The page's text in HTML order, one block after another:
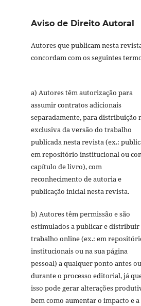
Aviso de Direito Autoral
Autores que publicam nesta
concordam com os seguintes
a) Autores têm autorização para
assumir contratos adicionais
separadamente, para distribuição
exclusiva da versão do trabalho
publicada nesta revista (ex.:
em repositório institucional ou
capítulo de livro), com
reconhecimento de autoria e
publicação inicial nesta revista.
b) Autores têm permissão e são
estimulados a publicar e distribuir
trabalho online (ex.: em
institucionais ou na sua página
pessoal) a qualquer ponto antes ou
durante o processo editorial, já
isso pode gerar alterações
bem como aumentar o impacto e a